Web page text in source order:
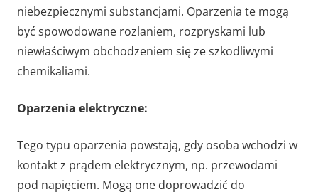
niebezpiecznymi substancjami. Oparzenia te mogą
być spowodowane rozlaniem, rozpryskami lub
niewłaściwym obchodzeniem się ze szkodliwymi
chemikaliami.
Oparzenia elektryczne:
Tego typu oparzenia powstają, gdy osoba wchodzi w
kontakt z prądem elektrycznym, np. przewodami
pod napięciem. Mogą one doprowadzić do